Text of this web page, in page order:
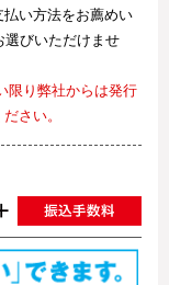
い方法をお薦めい
選びいただけませ
限り弊社からは発行
さい。